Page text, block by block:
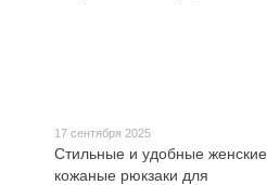
17 сентября 2025
Стильные и удобные женские
кожаные рюкзаки для